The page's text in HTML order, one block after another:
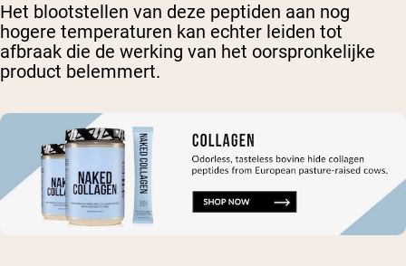
Het blootstellen van deze peptiden aan nog
hogere temperaturen kan echter leiden tot
afbraak die de werking van het oorspronkelijke
product belemmert.